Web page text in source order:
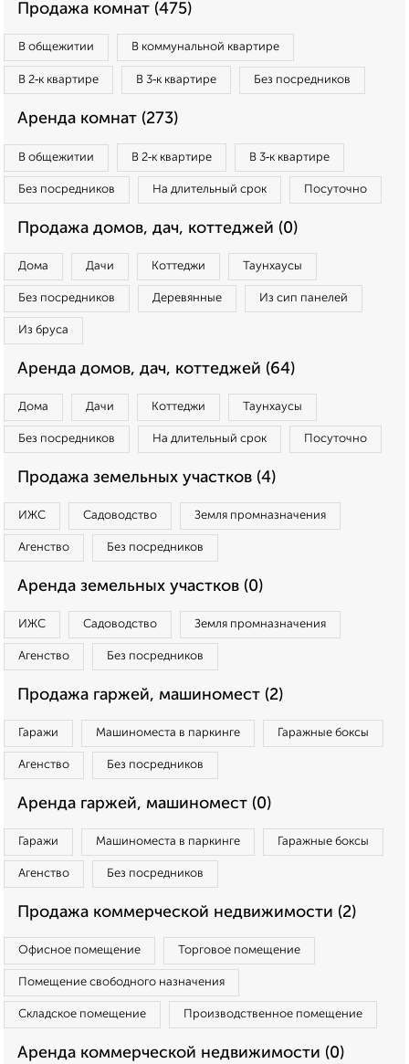
Продажа комнат (475)
В общежитии В коммунальной квартире
В 2‑к квартире В 3‑к квартире Без посредников
Аренда комнат (273)
В общежитии В 2‑к квартире В 3‑к квартире
Без посредников На длительный срок Посуточно
Продажа домов, дач, коттеджей (0)
Дома Дачи Коттеджи Таунхаусы
Без посредников Деревянные Из сип панелей
Из бруса
Аренда домов, дач, коттеджей (64)
Дома Дачи Коттеджи Таунхаусы
Без посредников На длительный срок Посуточно
Продажа земельных участков (4)
ИЖС Садоводство Земля промназначения
Агенство Без посредников
Аренда земельных участков (0)
ИЖС Садоводство Земля промназначения
Агенство Без посредников
Продажа гаржей, машиномест (2)
Гаражи Машиноместа в паркинге Гаражные боксы
Агенство Без посредников
Аренда гаржей, машиномест (0)
Гаражи Машиноместа в паркинге Гаражные боксы
Агенство Без посредников
Продажа коммерческой недвижимости (2)
Офисное помещение Торговое помещение
Помещение свободного назначения
Складское помещение Производственное помещение
Аренда коммерческой недвижимости (0)